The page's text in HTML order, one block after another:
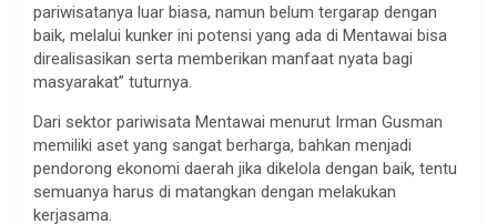
pariwisatanya luar biasa, namun belum tergarap dengan
baik, melalui kunker ini potensi yang ada di Mentawai bisa
direalisasikan serta memberikan manfaat nyata bagi
masyarakat” tuturnya.
Dari sektor pariwisata Mentawai menurut Irman Gusman
memiliki aset yang sangat berharga, bahkan menjadi
pendorong ekonomi daerah jika dikelola dengan baik, tentu
semuanya harus di matangkan dengan melakukan
kerjasama.